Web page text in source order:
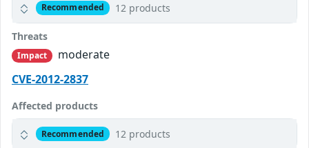
Recommended 12 products
Threats
Impact
moderate
CVE-2012-2837
Affected products
Recommended 12 products